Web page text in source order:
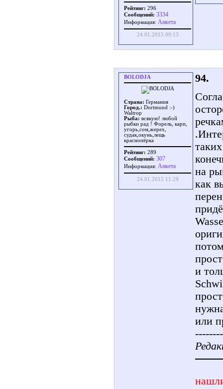
Рейтинг: 296
Сообщений: 3334
Информация: Aнкета
24.01.2015 09:13
BOLODJA
Страна: Германия
Город.: Dortmund :-)
Waltrop
Рыба: всякую! любой
рыбки рад ! Форель, карп,
угорь,сом,жерех,
судак,окунь,лещь
краснопёрка
Рейтинг: 289
Сообщений: 307
Информация: Aнкета
24.01.2015 11:29
94.
на
как
и
или